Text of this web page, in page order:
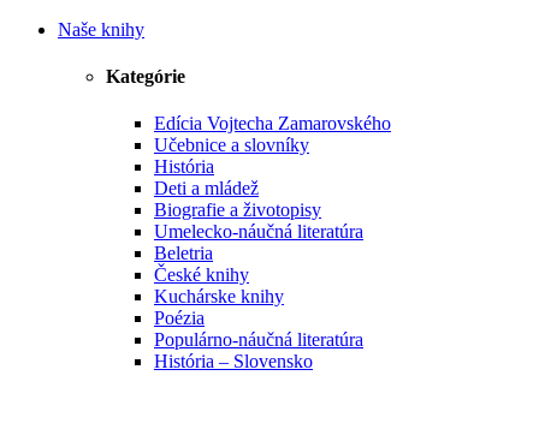
Naše knihy
Kategórie
Edícia Vojtecha Zamarovského
Učebnice a slovníky
História
Deti a mládež
Biografie a životopisy
Umelecko-náučná literatúra
Beletria
České knihy
Kuchárske knihy
Poézia
Populárno-náučná literatúra
História – Slovensko